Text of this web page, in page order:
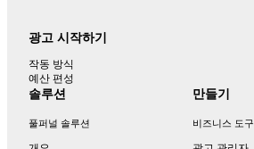
광고 시작하기
작동 방식
예산 편성
솔루션
풀퍼널 솔루션
만들기
비즈니스 도구